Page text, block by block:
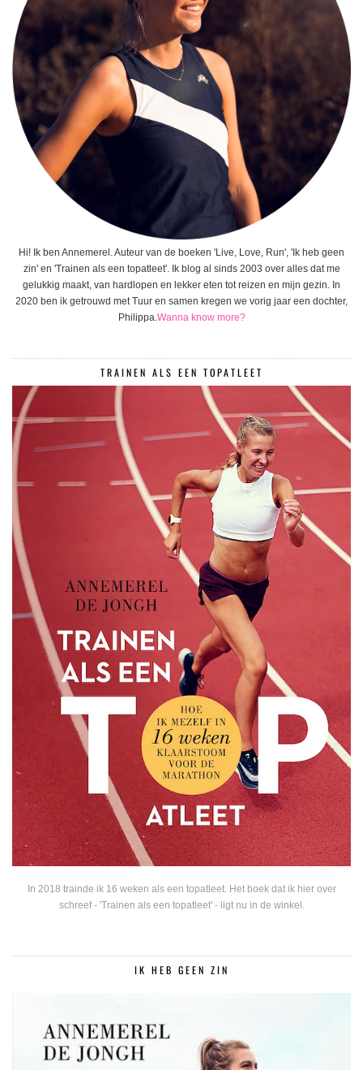
Hi! Ik ben Annemerel. Auteur van de boeken 'Live, Love, Run', 'Ik heb geen
zin' en 'Trainen als een topatleet'. Ik blog al sinds 2003 over alles dat me
gelukkig maakt, van hardlopen en lekker eten tot reizen en mijn gezin. In
2020 ben ik getrouwd met Tuur en samen kregen we vorig jaar een dochter,
Philippa. Wanna know more?
TRAINEN ALS EEN TOPATLEET
In 2018 trainde ik 16 weken als een topatleet. Het boek dat ik hier over
schreef - 'Trainen als een topatleet' - ligt nu in de winkel.
IK HEB GEEN ZIN